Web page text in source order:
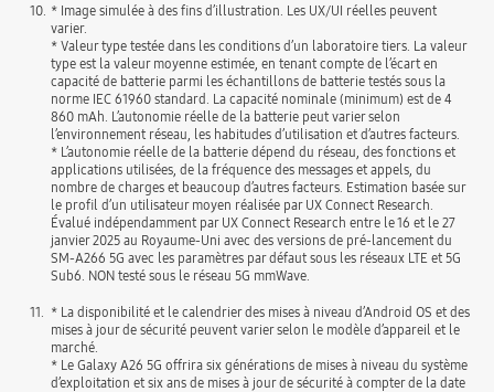
10. * Image simulée à des fins d’illustration. Les UX/UI réelles peuvent
varier.
* Valeur type testée dans les conditions d’un laboratoire tiers. La valeur
type est la valeur moyenne estimée, en tenant compte de l’écart en
capacité de batterie parmi les échantillons de batterie testés sous la
norme IEC 61960 standard. La capacité nominale (minimum) est de 4
860 mAh. L’autonomie réelle de la batterie peut varier selon
l’environnement réseau, les habitudes d’utilisation et d’autres facteurs.
* L’autonomie réelle de la batterie dépend du réseau, des fonctions et
applications utilisées, de la fréquence des messages et appels, du
nombre de charges et beaucoup d’autres facteurs. Estimation basée sur
le profil d’un utilisateur moyen réalisée par UX Connect Research.
Évalué indépendamment par UX Connect Research entre le 16 et le 27
janvier 2025 au Royaume-Uni avec des versions de pré-lancement du
SM-A266 5G avec les paramètres par défaut sous les réseaux LTE et 5G
Sub6. NON testé sous le réseau 5G mmWave.
11. * La disponibilité et le calendrier des mises à niveau d’Android OS et des
mises à jour de sécurité peuvent varier selon le modèle d’appareil et le
marché.
* Le Galaxy A26 5G offrira six générations de mises à niveau du système
d’exploitation et six ans de mises à jour de sécurité à compter de la date